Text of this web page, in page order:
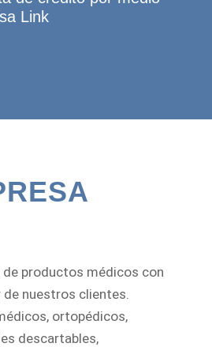
Link
de productos médicos con
nuestros clientes.
ortopédicos,
descartables,